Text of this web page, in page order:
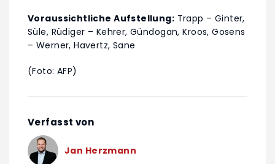
Voraussichtliche Aufstellung: Trapp – Ginter,
Süle, Rüdiger – Kehrer, Gündogan, Kroos, Gosens
– Werner, Havertz, Sane
(Foto: AFP)
Verfasst von
Jan Herzmann